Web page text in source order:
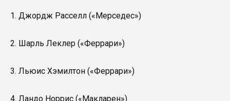
1. Джордж Расселл («Мерседес»)
2. Шарль Леклер («Феррари»)
3. Льюис Хэмилтон («Феррари»)
4. Ландо Норрис («Макларен»)